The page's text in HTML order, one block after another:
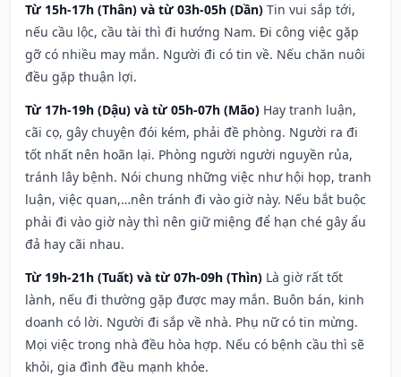
Từ 15h-17h (Thân) và từ 03h-05h (Dần) Tin vui sắp tới,
nếu cầu lộc, cầu tài thì đi hướng Nam. Đi công việc gặp
gỡ có nhiều may mắn. Người đi có tin về. Nếu chăn nuôi
đều gặp thuận lợi.
Từ 17h-19h (Dậu) và từ 05h-07h (Mão) Hay tranh luận,
cãi cọ, gây chuyện đói kém, phải đề phòng. Người ra đi
tốt nhất nên hoãn lại. Phòng người người nguyền rủa,
tránh lây bệnh. Nói chung những việc như hội họp, tranh
luận, việc quan,…nên tránh đi vào giờ này. Nếu bắt buộc
phải đi vào giờ này thì nên giữ miệng để hạn ché gây ẩu
đả hay cãi nhau.
Từ 19h-21h (Tuất) và từ 07h-09h (Thìn) Là giờ rất tốt
lành, nếu đi thường gặp được may mắn. Buôn bán, kinh
doanh có lời. Người đi sắp về nhà. Phụ nữ có tin mừng.
Mọi việc trong nhà đều hòa hợp. Nếu có bệnh cầu thì sẽ
khỏi, gia đình đều mạnh khỏe.